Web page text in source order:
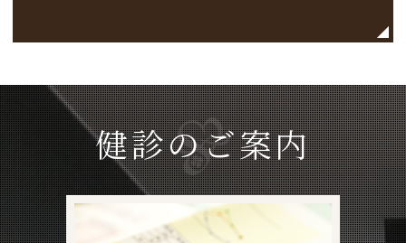
健診のご案内